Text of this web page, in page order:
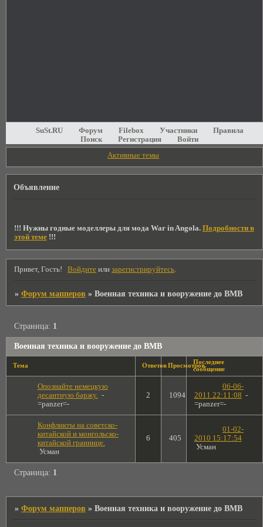
SuSt.RU Форум Filebox Участники
Правила
Поиск
Регистрация
Войти
Активные темы
Объявление
!!! Нужны годные моделлеры для мода War in Angola. Подробности в
этой теме!!!
Привет, Гость! Войдите илизарегистрируйтесь.
»Форум мапперов »Военная техника и вооружение до ВМВ
Военная техника и вооружение до ВМВ
Страница: 1
Тема Ответов ПросмотровПоследнее
сообщение
Опознайте немецкую
десантную баржу. -
=panzer=-
2 1094
06-06-
2011 22:11:08 -
=panzer=-
Конфликты на советско-
китайской и монгольско-
китайской граннице.
Усман
6 405
01-02-
2010 15:17:54
Усман
Страница: 1
»Форум мапперов »Военная техника и вооружение до ВМВ